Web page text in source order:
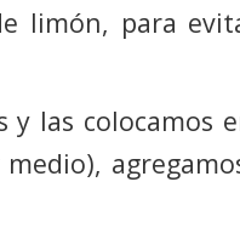
limón, para
y las colocamos